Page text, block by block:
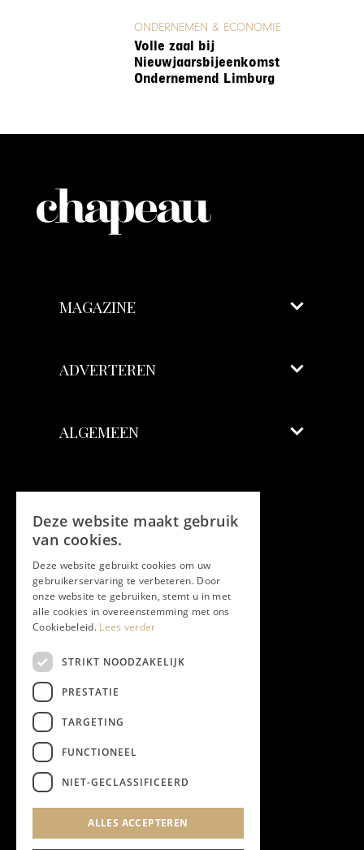
ONDERNEMEN & ECONOMIE
Volle zaal bij
Nieuwjaarsbijeenkomst
Ondernemend Limburg
MAGAZINE
ADVERTEREN
ALGEMEEN
Facebook
Twitter
Instagram
YouTube
NIEUWSBRIEF
Privacyverklaring
Deze website maakt gebruik
van cookies.
Deze website gebruikt cookies om uw
gebruikerservaring te verbeteren. Door
onze website te gebruiken, stemt u in met
alle cookies in overeenstemming met ons
Cookiebeleid. Lees verder
STRIKT NOODZAKELIJK
PRESTATIE
TARGETING
FUNCTIONEEL
NIET-GECLASSIFICEERD
ALLES ACCEPTEREN